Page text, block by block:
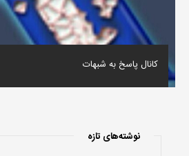
کانال پاسخ به شبهات
نوشته‌های تازه